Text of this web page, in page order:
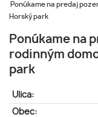
Ponúkame na predaj
Horský park
Ponúkame na
rodinným
park
Ulica:
Obec: